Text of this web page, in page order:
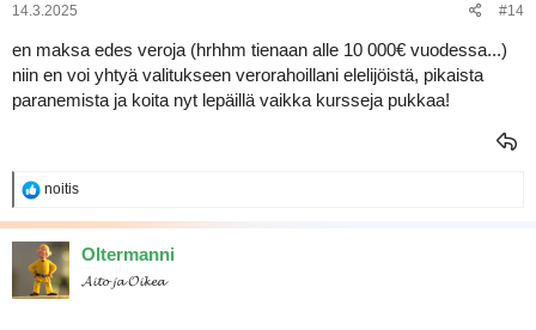
14.3.2025 #14
en maksa edes veroja (hrhhm tienaan alle 10 000€ vuodessa...)
niin en voi yhtyä valitukseen verorahoillani elelijöistä, pikaista
paranemista ja koita nyt lepäillä vaikka kursseja pukkaa!
R
a
k
t
i
o
noitis
Oltermanni
𝓐𝓲𝓽𝓸 𝓳𝓪 𝓞𝓲𝓴𝓮𝓪